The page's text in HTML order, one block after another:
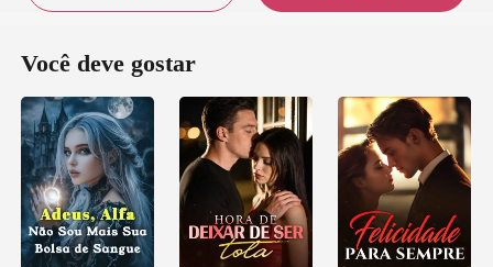
Você deve gostar